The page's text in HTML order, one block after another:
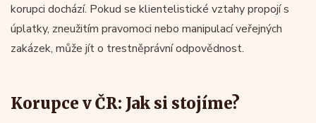
korupci dochází. Pokud se klientelistické vztahy propojí s
úplatky, zneužitím pravomoci nebo manipulací veřejných
zakázek, může jít o trestněprávní odpovědnost.
Korupce v ČR: Jak si stojíme?